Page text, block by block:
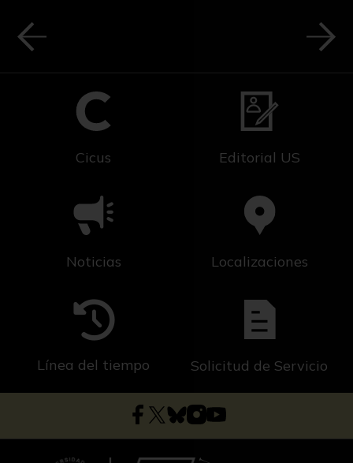
Cicus Editorial US
Noticias Localizaciones
Línea del tiempo Solicitud de Servicio